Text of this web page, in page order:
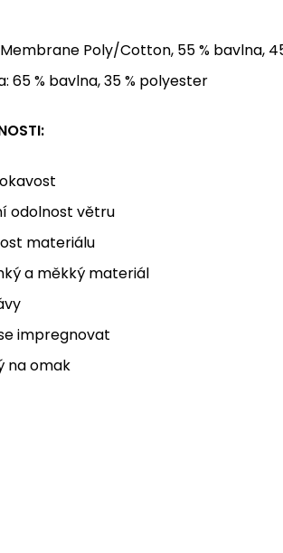
Poly/Cotton, 55 % bavlna,
65 % bavlna, 35 % polyester
odolnost větru
materiálu
a měkký materiál
impregnovat
na omak